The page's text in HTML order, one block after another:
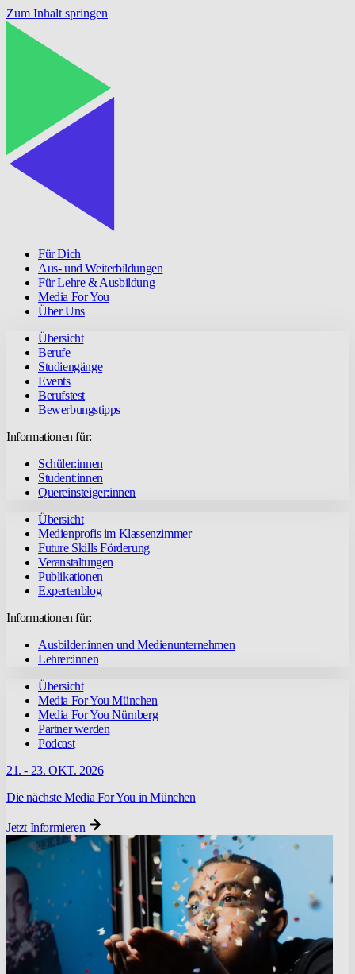
Zum Inhalt springen
Für Dich
Aus- und Weiterbildungen
Für Lehre & Ausbildung
Media For You
Über Uns
Übersicht
Berufe
Studiengänge
Events
Berufstest
Bewerbungstipps
Informationen für:
Schüler:innen
Student:innen
Quereinsteiger:innen
Übersicht
Medienprofis im Klassenzimmer
Future Skills Förderung
Veranstaltungen
Publikationen
Expertenblog
Informationen für:
Ausbilder:innen und Medienunternehmen
Lehrer:innen
Übersicht
Media For You München
Media For You Nürnberg
Partner werden
Podcast
21. - 23. OKT. 2026
Die nächste Media For You in München
Jetzt Informieren